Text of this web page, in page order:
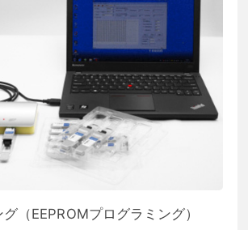
（EEPROMプログラミング）